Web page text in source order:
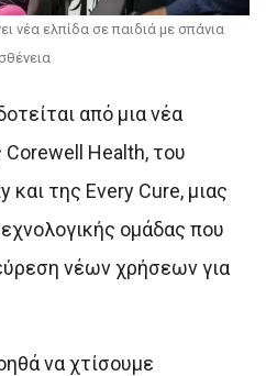
νέα ελπίδα σε παιδιά με σπάνια
από μια νέα
Corewell Health, του
της Every Cure, μιας
ομάδας που
νέων χρήσεων για
να χτίσουμε